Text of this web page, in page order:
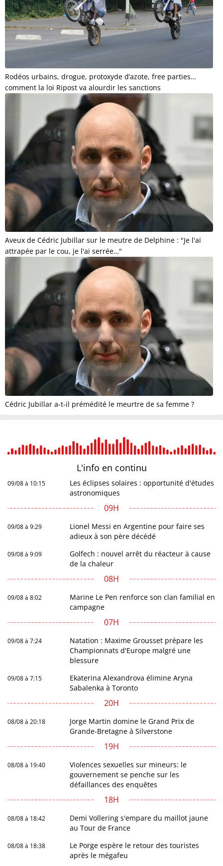
Rodéos urbains, drogue, protoxyde d’azote, free parties…
comment la loi Ripost va alourdir les sanctions
Aveux de Cédric Jubillar sur le meutre de Delphine : "Je l'ai
attrapée par le cou, je l'ai serrée…"
Cédric Jubillar a-t-il prémédité le meurtre de sa femme ?
L'info en continu
09/08 à 10:15
Les éclipses solaires : opportunité d'études
astronomiques
09H
09/08 à 9:29
Lionel Messi en Argentine pour faire ses
adieux à son père décédé
09/08 à 9:09
Golfech : nouvel arrêt du réacteur à cause
de la chaleur
08H
09/08 à 8:02
Marine Le Pen renforce son clan familial en
campagne
07H
09/08 à 7:24
Natation : Maxime Grousset prépare les
Championnats d'Europe malgré une
blessure
09/08 à 7:15
Ekaterina Alexandrova élimine Aryna
Sabalenka à Toronto
20H
08/08 à 20:18
Jorge Martin domine le Grand Prix de
Grande-Bretagne à Silverstone
19H
08/08 à 19:40
Violences sexuelles sur mineurs: le
gouvernement se penche sur les
défaillances des enquêtes
18H
08/08 à 18:42
Demi Vollering s'empare du maillot jaune
au Tour de France
08/08 à 18:38
Le Porge espère le retour des touristes
après le mégafeu